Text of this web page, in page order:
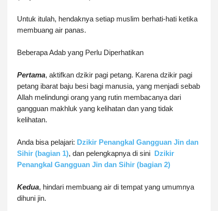
Untuk itulah, hendaknya setiap muslim berhati-hati ketika
membuang air panas.
Beberapa Adab yang Perlu Diperhatikan
Pertama, aktifkan dzikir pagi petang. Karena dzikir pagi
petang ibarat baju besi bagi manusia, yang menjadi sebab
Allah melindungi orang yang rutin membacanya dari
gangguan makhluk yang kelihatan dan yang tidak
kelihatan.
Anda bisa pelajari: Dzikir Penangkal Gangguan Jin dan
Sihir (bagian 1), dan pelengkapnya di sini Dzikir
Penangkal Gangguan Jin dan Sihir (bagian 2)
Kedua, hindari membuang air di tempat yang umumnya
dihuni jin.